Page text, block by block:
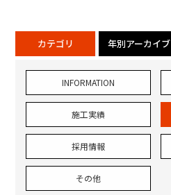
カテゴリ 年別アーカイブ
INFORMATION
施工実績
採用情報
その他